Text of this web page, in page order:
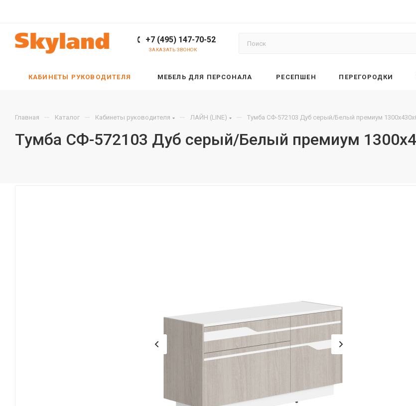
+7 (495) 147-70-52
ЗАКАЗАТЬ ЗВОНОК
КАБИНЕТЫ РУКОВОДИТЕЛЯ МЕБЕЛЬ ДЛЯ ПЕРСОНАЛА РЕСЕПШЕН ПЕРЕГОРОДКИ
Главная — Каталог — Кабинеты руководителя — ЛАЙН (LINE) — Тумба СФ-572103 Дуб серый/Белый премиум
Тумба СФ-572103 Дуб серый/Белый премиум